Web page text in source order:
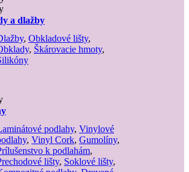
a dlažby
, Obkladové lišty,
, Škárovacie hmoty,
podlahy, Vinylové
, Vinyl Cork, Gumolíny,
k podlahám,
lišty, Soklové lišty,